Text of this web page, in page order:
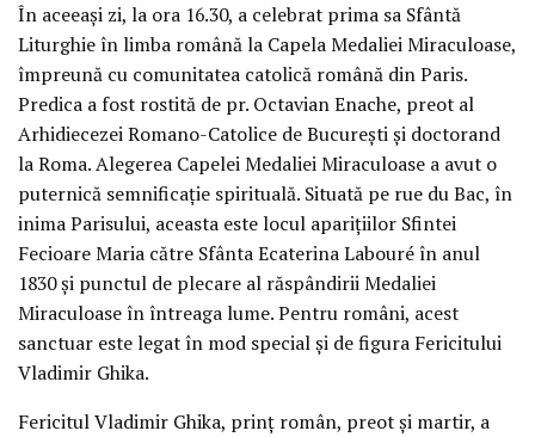
În aceeași zi, la ora 16.30, a celebrat prima sa Sfântă
Liturghie în limba română la Capela Medaliei Miraculoase,
împreună cu comunitatea catolică română din Paris.
Predica a fost rostită de pr. Octavian Enache, preot al
Arhidiecezei Romano-Catolice de București și doctorand
la Roma. Alegerea Capelei Medaliei Miraculoase a avut o
puternică semnificație spirituală. Situată pe rue du Bac, în
inima Parisului, aceasta este locul aparițiilor Sfintei
Fecioare Maria către Sfânta Ecaterina Labouré în anul
1830 și punctul de plecare al răspândirii Medaliei
Miraculoase în întreaga lume. Pentru români, acest
sanctuar este legat în mod special și de figura Fericitului
Vladimir Ghika.
Fericitul Vladimir Ghika, prinț român, preot și martir, a